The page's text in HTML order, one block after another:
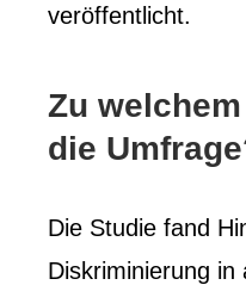
veröffentlicht.
Zu
die
Die Studie fand
Diskriminierung in